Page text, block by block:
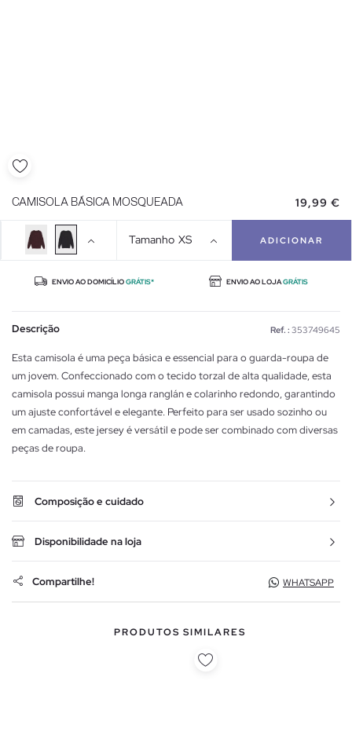
CAMISOLA BÁSICA MOSQUEADA 19,99 €
Tamanho XS ADICIONAR
ENVIO AO DOMICÍLIOGRÁTIS* ENVIO AO LOJAGRÁTIS
Descrição Ref. : 353749645
Esta camisola é uma peça básica e essencial para o guarda-roupa de
um jovem. Confeccionado com o tecido torzal de alta qualidade, esta
camisola possui manga longa ranglán e colarinho redondo, garantindo
um ajuste confortável e elegante. Perfeito para ser usado sozinho ou
em camadas, este jersey é versátil e pode ser combinado com diversas
peças de roupa.
Composição e cuidado
Disponibilidade na loja
Compartilhe! WHATSAPP
PRODUTOS SIMILARES